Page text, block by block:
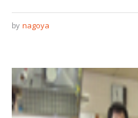
by nagoya